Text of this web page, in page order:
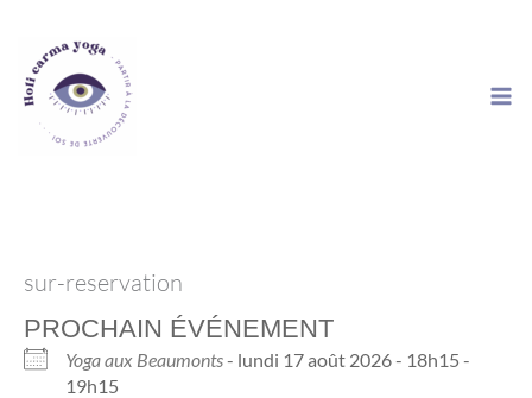
contenu
sur-reservation
PROCHAIN ÉVÉNEMENT
Yoga aux Beaumonts- lundi 17 août 2026 - 18h15 -
19h15